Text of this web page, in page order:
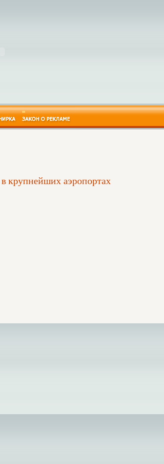
крупнейших аэропортах